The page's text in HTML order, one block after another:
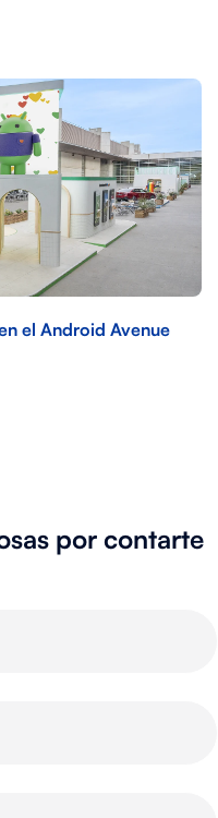
el Android Avenue
por contarte